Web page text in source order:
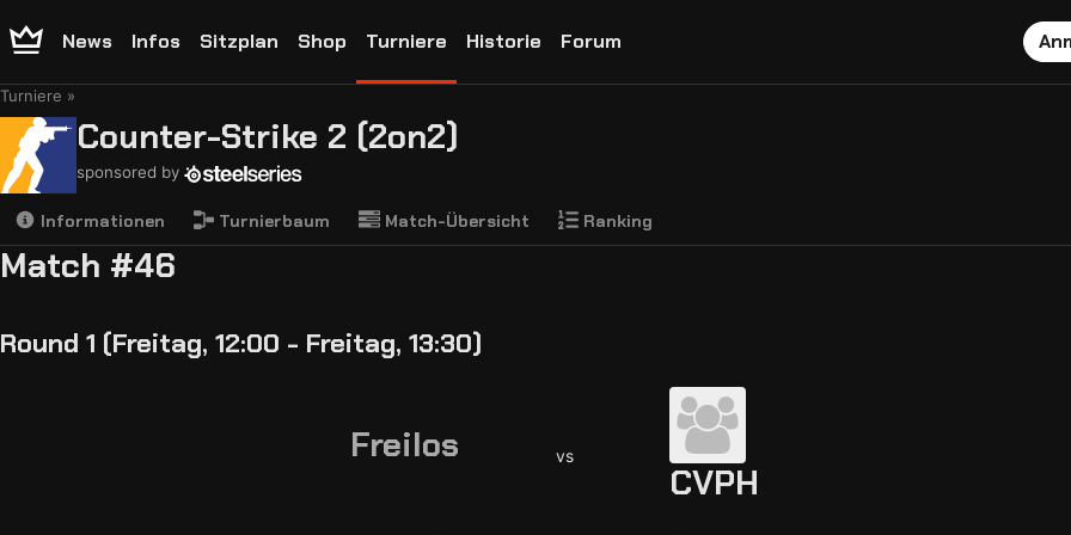
News Infos Sitzplan Shop Turniere Historie Forum
Turniere
Counter-Strike 2 (2on2)
sponsored by
Informationen Turnierbaum Match-Übersicht Ranking
Match #46
Round 1 (Freitag, 12:00 - Freitag, 13:30)
Freilos vs
CVPH